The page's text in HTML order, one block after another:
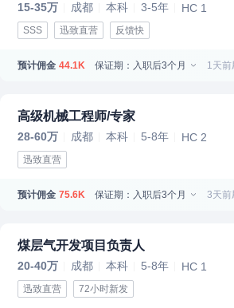
15-35万 成都 本科 3-5年 HC 1
SSS 迅致直营 反馈快
预计佣金 44.1K 保证期：入职后3个月 1天前
高级机械工程师/专家
28-60万 成都 本科 5-8年 HC 2
迅致直营
预计佣金 75.6K 保证期：入职后3个月 3天前
煤层气开发项目负责人
20-40万 成都 本科 5-8年 HC 1
迅致直营 72小时新发